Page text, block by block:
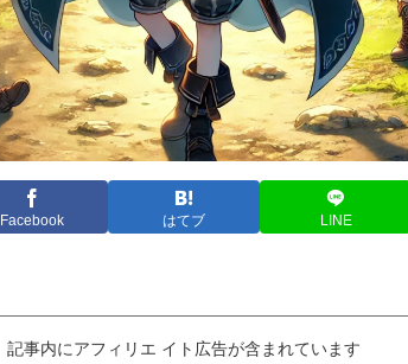
Facebook はてブ LINE
記事内にアフィリエ イト広告が含まれています